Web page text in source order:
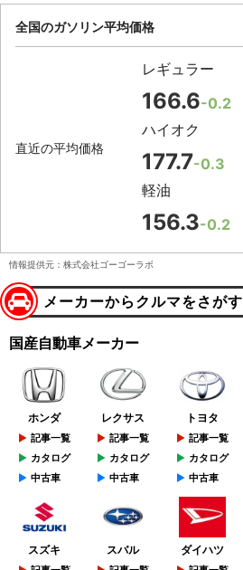
全国のガソリン平均価格
直近の平均価格
レギュラー
166.6-0.2
ハイオク
177.7-0.3
軽油
156.3-0.2
情報提供元：株式会社ゴーゴーラボ
メーカーからクルマをさがす
国産自動車メーカー
ホンダ
記事一覧
カタログ
中古車
レクサス
記事一覧
カタログ
中古車
トヨタ
記事一覧
カタログ
中古車
スズキ スバル ダイハツ